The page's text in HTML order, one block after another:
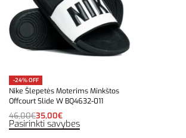
-24% OFF
Nike Šlepetės Moterims Minkštos
Offcourt Slide W BQ4632-011
46,00€35,00€
Pasirinkti savybes